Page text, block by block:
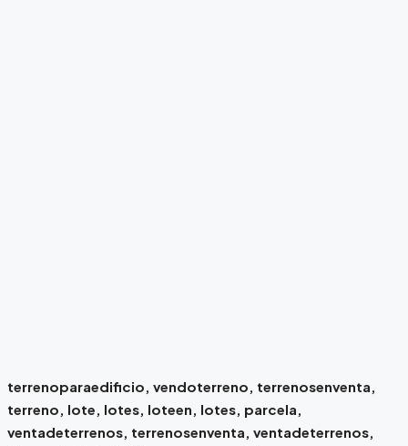
terrenoparaedificio, vendoterreno, terrenosenventa,
terreno, lote, lotes, loteen, lotes, parcela,
ventadeterrenos, terrenosenventa, ventadeterrenos,